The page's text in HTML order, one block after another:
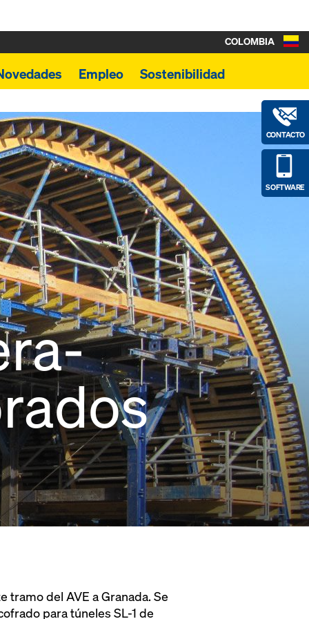
Empleo Sostenibilidad
CONTACTO
SOFTWARE
COLOMBIA
tramo del AVE a Granada. Se
para túneles SL-1 de